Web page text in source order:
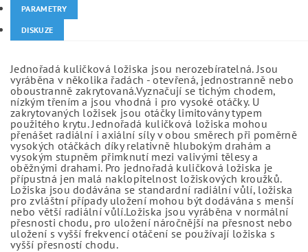
PARAMETRY
DISKUZE
Jednořadá kuličková ložiska jsou nerozebíratelná. Jsou
vyráběna v několika řadách - otevřená, jednostranně nebo
oboustranně zakrytovaná.Vyznačují se tichým chodem,
nízkým třením a jsou vhodná i pro vysoké otáčky. U
zakrytovaných ložisek jsou otáčky limitovány typem
použitého krytu. Jednořadá kuličková ložiska mohou
přenášet radiální i axiální síly v obou směrech při poměrně
vysokých otáčkách díky relativně hlubokým drahám a
vysokým stupněm přimknutí mezi valivými tělesy a
oběžnými drahami. Pro jednořadá kuličková ložiska je
přípustná jen malá naklopitelnost ložiskových kroužků.
Ložiska jsou dodávána se standardní radiální vůlí, ložiska
pro zvláštní případy uložení mohou být dodávána s menší
nebo větší radiální vůlí.Ložiska jsou vyráběna v normální
přesnosti chodu, pro uložení náročnější na přesnost nebo
uložení s vyšší frekvencí otáčení se používají ložiska s
vyšší přesností chodu.